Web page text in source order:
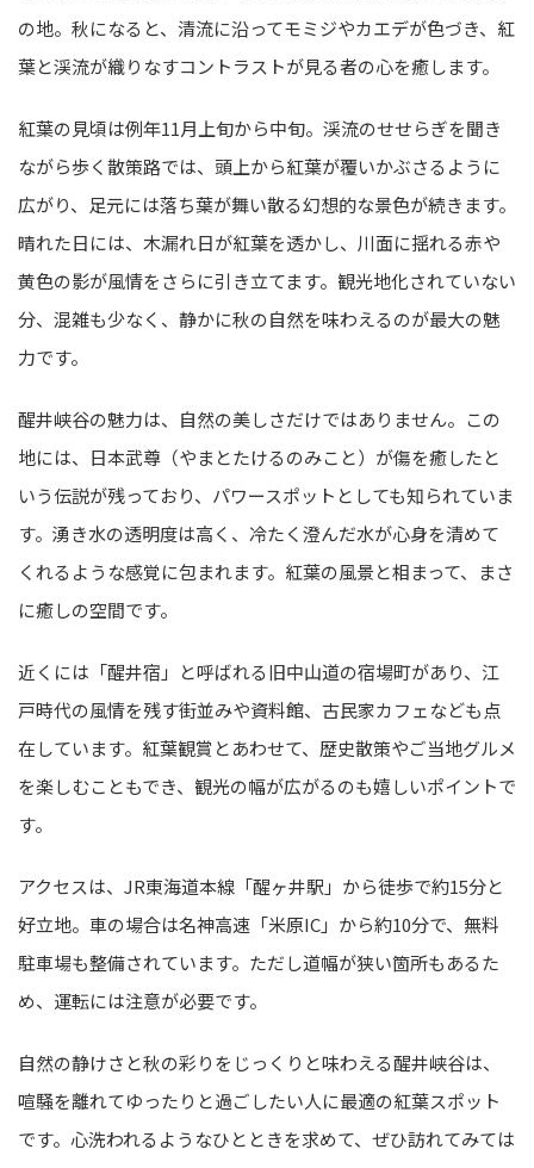
の地。秋になると、清流に沿ってモミジやカエデが色づき、紅
葉と渓流が織りなすコントラストが見る者の心を癒します。
紅葉の見頃は例年11月上旬から中旬。渓流のせせらぎを聞き
ながら歩く散策路では、頭上から紅葉が覆いかぶさるように
広がり、足元には落ち葉が舞い散る幻想的な景色が続きます。
晴れた日には、木漏れ日が紅葉を透かし、川面に揺れる赤や
黄色の影が風情をさらに引き立てます。観光地化されていない
分、混雑も少なく、静かに秋の自然を味わえるのが最大の魅
力です。
醒井峡谷の魅力は、自然の美しさだけではありません。この
地には、日本武尊（やまとたけるのみこと）が傷を癒したと
いう伝説が残っており、パワースポットとしても知られていま
す。湧き水の透明度は高く、冷たく澄んだ水が心身を清めて
くれるような感覚に包まれます。紅葉の風景と相まって、まさ
に癒しの空間です。
近くには「醒井宿」と呼ばれる旧中山道の宿場町があり、江
戸時代の風情を残す街並みや資料館、古民家カフェなども点
在しています。紅葉観賞とあわせて、歴史散策やご当地グルメ
を楽しむこともでき、観光の幅が広がるのも嬉しいポイントで
す。
アクセスは、JR東海道本線「醒ヶ井駅」から徒歩で約15分と
好立地。車の場合は名神高速「米原IC」から約10分で、無料
駐車場も整備されています。ただし道幅が狭い箇所もあるた
め、運転には注意が必要です。
自然の静けさと秋の彩りをじっくりと味わえる醒井峡谷は、
喧騒を離れてゆったりと過ごしたい人に最適の紅葉スポット
です。心洗われるようなひとときを求めて、ぜひ訪れてみては